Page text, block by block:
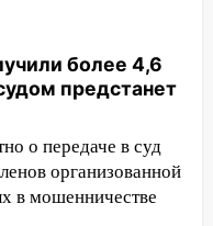
92-летнюю
области
области
на трассе и
6 августа в
более 4,6
предстанет
о передаче в суд
организованной
в мошенничестве